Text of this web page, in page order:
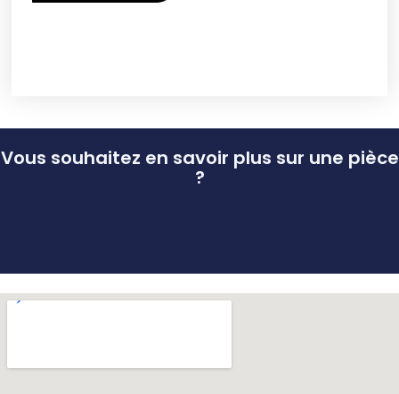
Vous souhaitez en savoir plus sur une pièce
?